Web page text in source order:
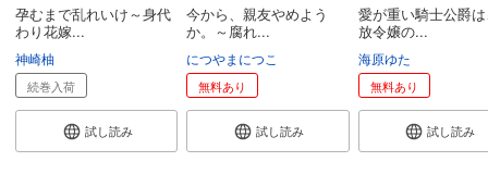
孕むまで乱れいけ～身代
わり花嫁...
神崎柚
続巻入荷
試し読み
今から、親友やめよう
か。～腐れ...
につやまにつこ
無料あり
試し読み
愛が重い騎士公爵
放令嬢の...
海原ゆた
無料あり
試し読み